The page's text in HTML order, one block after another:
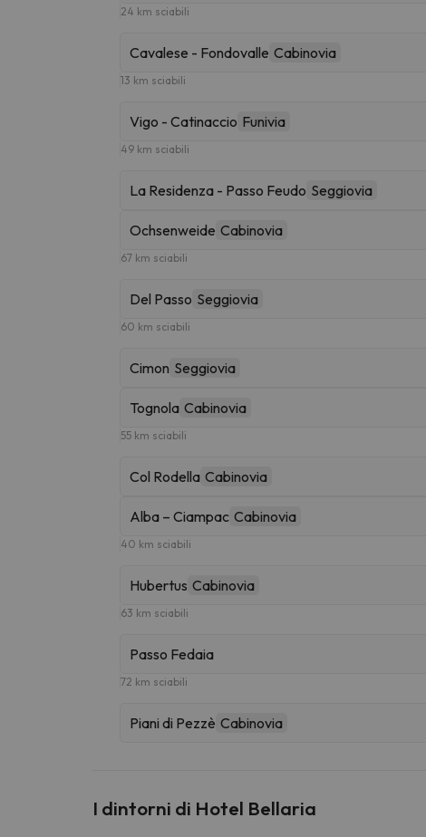
24 km sciabili
Cavalese - Fondovalle Cabinovia
13 km sciabili
Vigo - Catinaccio Funivia
49 km sciabili
La Residenza - Passo Feudo Seggiovia
Ochsenweide Cabinovia
67 km sciabili
Del Passo Seggiovia
60 km sciabili
Cimon Seggiovia
Tognola Cabinovia
55 km sciabili
Col Rodella Cabinovia
Alba – Ciampac Cabinovia
40 km sciabili
Hubertus Cabinovia
63 km sciabili
Passo Fedaia
72 km sciabili
Piani di Pezzè Cabinovia
I dintorni di Hotel Bellaria